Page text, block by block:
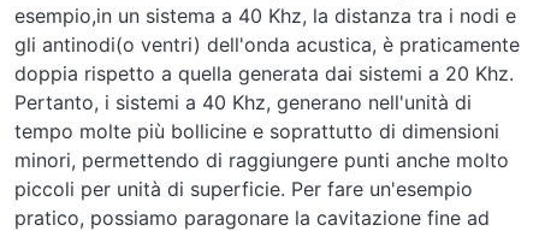
esempio,in un sistema a 40 Khz, la distanza tra i nodi e
gli antinodi(o ventri) dell'onda acustica, è praticamente
doppia rispetto a quella generata dai sistemi a 20 Khz.
Pertanto, i sistemi a 40 Khz, generano nell'unità di
tempo molte più bollicine e soprattutto di dimensioni
minori, permettendo di raggiungere punti anche molto
piccoli per unità di superficie. Per fare un'esempio
pratico, possiamo paragonare la cavitazione fine ad